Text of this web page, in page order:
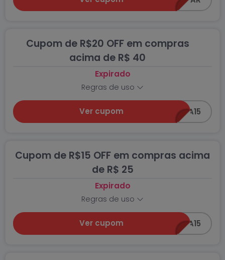
Consul, Electrolux e Brastemp. Na Americanas você
e com os menores preços. Além disso, aderindo
ao programa
Americas Prime
você ganha frete
grátis em todos os produtos com o selo
Cupom de R$20 OFF em compras
acima de R$ 40
Expirado
Regras de uso
Ver cupom PEGA15
Cupom de R$15 OFF em compras acima
de R$ 25
Expirado
Regras de uso
Ver cupom PEGA15